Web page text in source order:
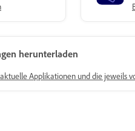
herunterladen
Applikationen und die jeweils